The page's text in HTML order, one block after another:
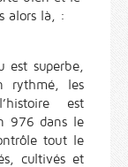
alors là, :
est superbe,
rythmé, les
est
976 dans le
tout le
cultivés et